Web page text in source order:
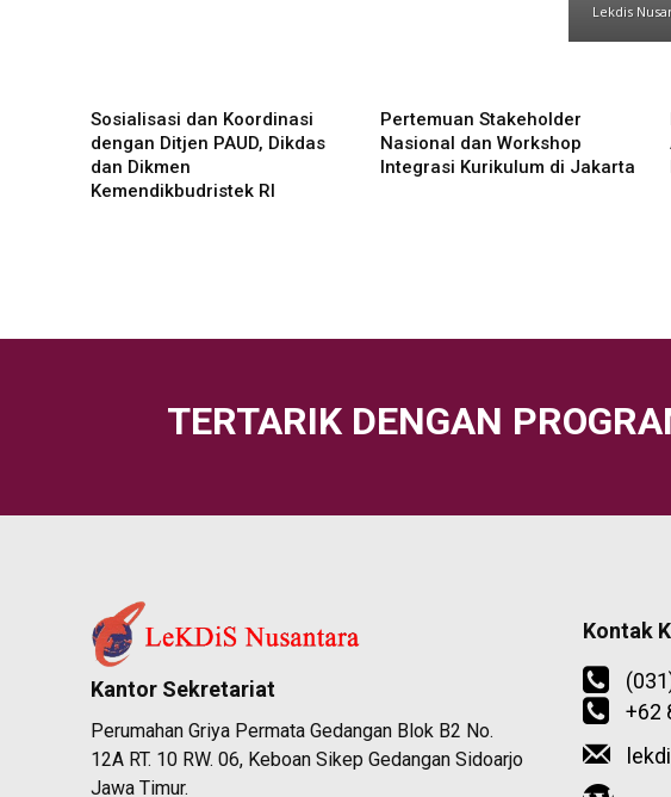
Lekdis
Sosialisasi dan Koordinasi
dengan Ditjen PAUD, Dikdas
dan Dikmen
Kemendikbudristek RI
Pertemuan Stakeholder
Nasional dan Workshop
Integrasi Kurikulum di Jakarta
TERTARIK DENGAN
Kantor Sekretariat
Perumahan Griya Permata Gedangan Blok B2 No.
12A RT. 10 RW. 06, Keboan Sikep Gedangan Sidoarjo
Jawa Timur.
Kontak
+62